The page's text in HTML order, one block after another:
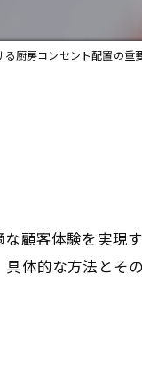
る厨房コンセント配置の重
顧客体験を実現す
体的な方法とそ